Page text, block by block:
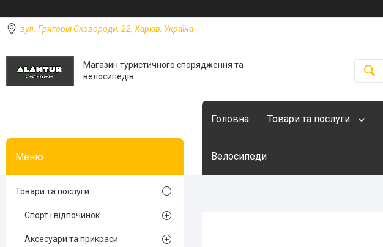
вул. Григорія Сковороди, 22, Харків, Україна
Магазин туристичного спорядження та
велосипедів
Головна Товари та послуги
Велосипеди
Товари та послуги
Спорт і відпочинок
Аксесуари та прикраси